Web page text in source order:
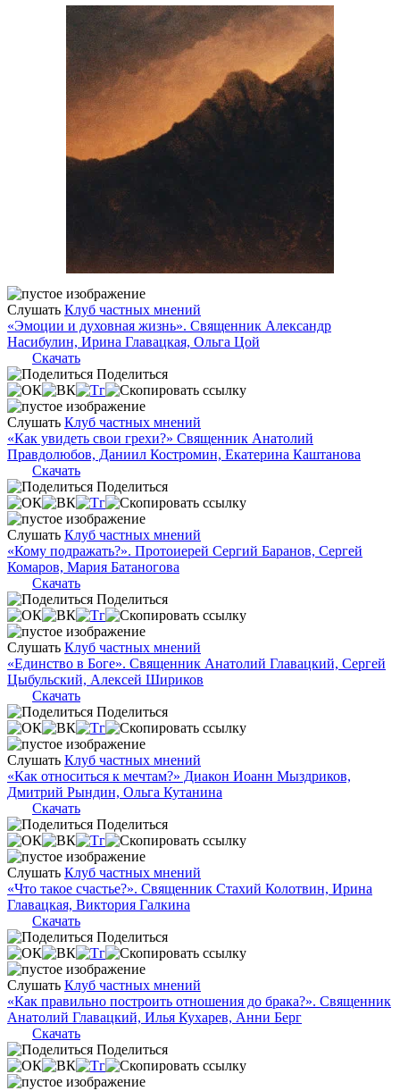
Слушать Клуб частных мнений
«Эмоции и духовная жизнь». Священник Александр
Насибулин, Ирина Главацкая, Ольга Цой
Скачать
Поделиться
Слушать Клуб частных мнений
«Как увидеть свои грехи?» Священник Анатолий
Правдолюбов, Даниил Костромин, Екатерина Каштанова
Скачать
Поделиться
Слушать Клуб частных мнений
«Кому подражать?». Протоиерей Сергий Баранов, Сергей
Комаров, Мария Батаногова
Скачать
Поделиться
Слушать Клуб частных мнений
«Единство в Боге». Священник Анатолий Главацкий, Сергей
Цыбульский, Алексей Шириков
Скачать
Поделиться
Слушать Клуб частных мнений
«Как относиться к мечтам?» Диакон Иоанн Мыздриков,
Дмитрий Рындин, Ольга Кутанина
Скачать
Поделиться
Слушать Клуб частных мнений
«Что такое счастье?». Священник Стахий Колотвин, Ирина
Главацкая, Виктория Галкина
Скачать
Поделиться
Слушать Клуб частных мнений
«Как правильно построить отношения до брака?». Священник
Анатолий Главацкий, Илья Кухарев, Анни Берг
Скачать
Поделиться